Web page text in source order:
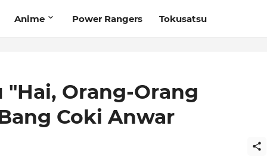
Anime Power Rangers Tokusatsu
"Hai, Orang-Orang
Coki Anwar